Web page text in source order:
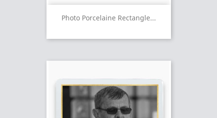
Photo Porcelaine Rectangle...